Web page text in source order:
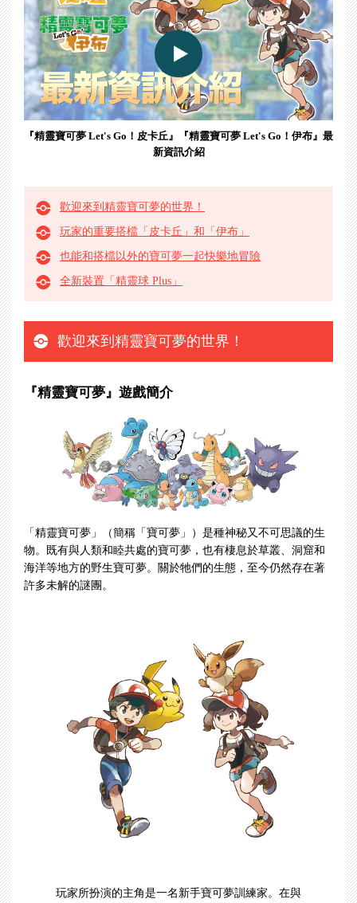
『精靈寶可夢 Let's Go！皮卡丘』『精靈寶可夢 Let's Go！伊布』最
新資訊介紹
歡迎來到精靈寶可夢的世界！
玩家的重要搭檔「皮卡丘」和「伊布」
也能和搭檔以外的寶可夢一起快樂地冒險
全新裝置「精靈球 Plus」
歡迎來到精靈寶可夢的世界！
『精靈寶可夢』遊戲簡介
「精靈寶可夢」（簡稱「寶可夢」）是種神秘又不可思議的生
物。既有與人類和睦共處的寶可夢，也有棲息於草叢、洞窟和
海洋等地方的野生寶可夢。關於牠們的生態，至今仍然存在著
許多未解的謎團。
玩家所扮演的主角是一名新手寶可夢訓練家。在與